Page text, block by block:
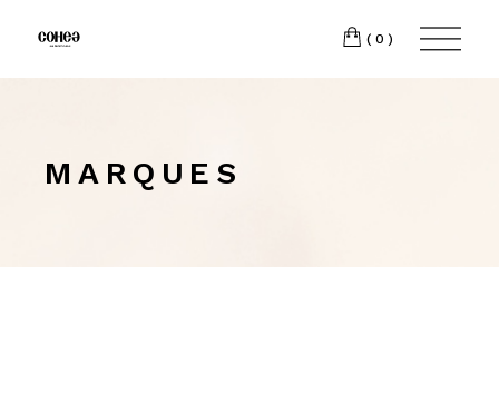
(0)
MARQUES